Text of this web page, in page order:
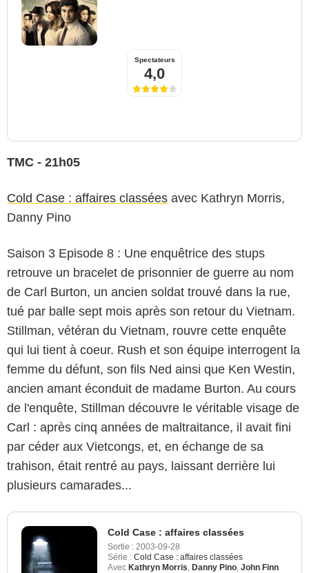
Spectateurs
4,0
TMC - 21h05
Cold Case : affaires classées avec Kathryn Morris,
Danny Pino
Saison 3 Episode 8 : Une enquêtrice des stups
retrouve un bracelet de prisonnier de guerre au nom
de Carl Burton, un ancien soldat trouvé dans la rue,
tué par balle sept mois après son retour du Vietnam.
Stillman, vétéran du Vietnam, rouvre cette enquête
qui lui tient à coeur. Rush et son équipe interrogent la
femme du défunt, son fils Ned ainsi que Ken Westin,
ancien amant éconduit de madame Burton. Au cours
de l'enquête, Stillman découvre le véritable visage de
Carl : après cinq années de maltraitance, il avait fini
par céder aux Vietcongs, et, en échange de sa
trahison, était rentré au pays, laissant derrière lui
plusieurs camarades...
Cold Case : affaires classées
Sortie : 2003-09-28
Série : Cold Case : affaires classées
Avec Kathryn Morris Danny Pino John Finn